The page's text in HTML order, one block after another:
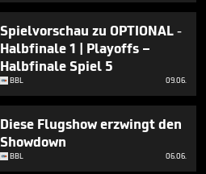
Spielvorschau zu OPTIONAL -
Halbfinale 1 | Playoffs –
Halbfinale Spiel 5
BBL 09.06.
Diese Flugshow erzwingt den
Showdown
BBL 06.06.